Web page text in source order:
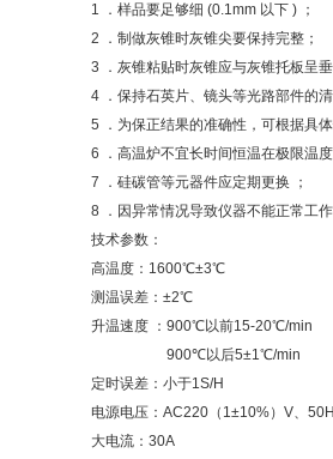
1 ．样品要足够细 (0.1mm 以下 ) ；
2 ．制做灰锥时灰锥尖要保持完整；
3 ．灰锥粘贴时灰锥应与灰锥托板呈
4 ．保持石英片、镜头等光路部件的
5 ．为保正结果的准确性，可根据具
6 ．高温炉不宜长时间恒温在极限温
7 ．硅碳管等元器件应定期更换 ；
8 ．因异常情况导致仪器不能正常工
技术参数：
高温度：1600℃±3℃
测温误差：±2℃
升温速度 ：900℃以前15-20℃/min
900℃以后5±1℃/min
定时误差：小于1S/H
电源电压：AC220（1±10%）V、
大电流：30A